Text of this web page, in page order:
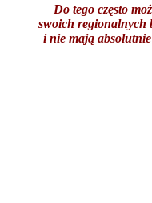
Do tego często
swoich regionalnych
i nie mają